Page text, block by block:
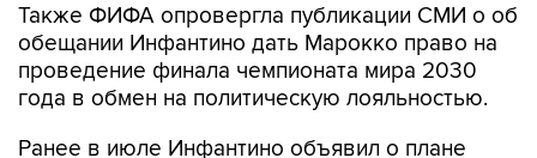
Также ФИФА опровергла публикации СМИ о об
обещании Инфантино дать Марокко право на
проведение финала чемпионата мира 2030
года в обмен на политическую лояльностью.
Ранее в июле Инфантино объявил о плане